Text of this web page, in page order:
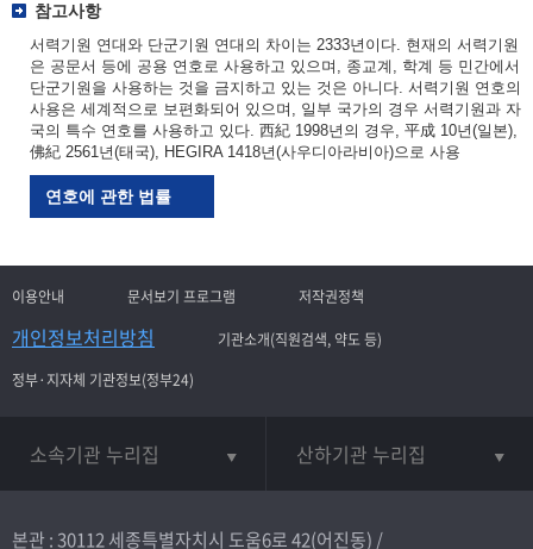
참고사항
서력기원 연대와 단군기원 연대의 차이는 2333년이다. 현재의 서력기원
은 공문서 등에 공용 연호로 사용하고 있으며, 종교계, 학계 등 민간에서
단군기원을 사용하는 것을 금지하고 있는 것은 아니다. 서력기원 연호의
사용은 세계적으로 보편화되어 있으며, 일부 국가의 경우 서력기원과 자
국의 특수 연호를 사용하고 있다. 西紀 1998년의 경우, 平成 10년(일본),
佛紀 2561년(태국), HEGIRA 1418년(사우디아라비아)으로 사용
연호에 관한 법률
이용안내 문서보기 프로그램 저작권정책
개인정보처리방침
기관소개(직원검색, 약도 등)
정부·지자체 기관정보(정부24)
소속기관 누리집 산하기관 누리집
본관 : 30112 세종특별자치시 도움6로 42(어진동) /